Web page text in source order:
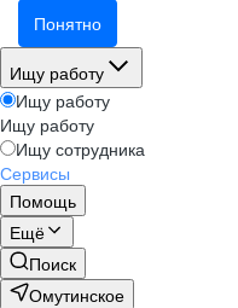
Понятно
Ищу работу
Ищу работу
Ищу работу
Ищу сотрудника
Сервисы
Помощь
Ещё
Поиск
Омутинское